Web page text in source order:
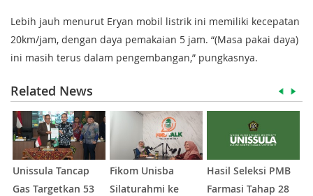
Lebih jauh menurut Eryan mobil listrik ini memiliki kecepatan
20km/jam, dengan daya pemakaian 5 jam. “(Masa pakai daya)
ini masih terus dalam pengembangan,” pungkasnya.
Related News
Unissula Tancap
Gas Targetkan 53
Fikom Unisba
Silaturahmi ke
Hasil Seleksi PMB
Farmasi Tahap 28